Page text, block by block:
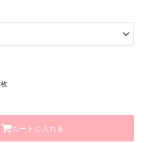
ベージュ【__S-BE__】
枚
カートに入れる